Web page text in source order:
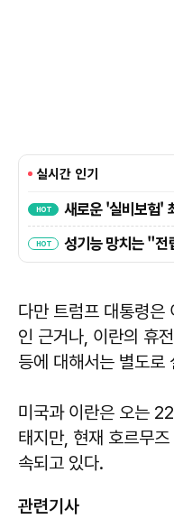
다만 트럼프 대통령은
인 근거나, 이란의 휴
등에 대해서는 별도로
미국과 이란은 오는
태지만, 현재 호르무
속되고 있다.
관련기사